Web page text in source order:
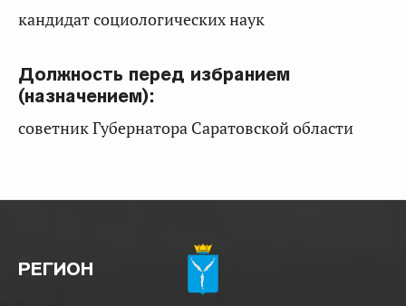
кандидат социологических наук
Должность перед избранием
(назначением):
советник Губернатора Саратовской области
РЕГИОН